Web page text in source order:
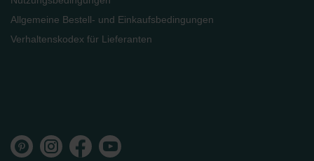
Allgemeine Bestell- und Einkaufsbedingungen
Verhaltenskodex für Lieferanten